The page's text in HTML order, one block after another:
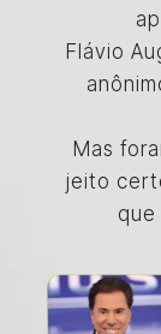
Flávio
Mas
jeito
que